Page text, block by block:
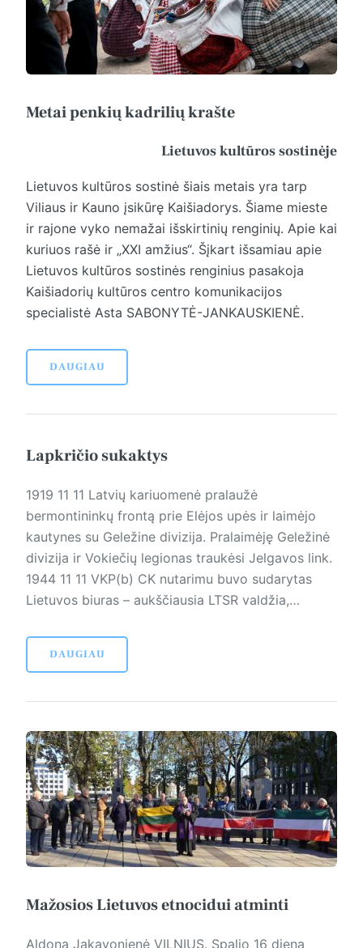
Metai penkių kadrilių krašte
Lietuvos kultūros sostinėje
Lietuvos kultūros sostinė šiais metais yra tarp
Viliaus ir Kauno įsikūrę Kaišiadorys. Šiame mieste
ir rajone vyko nemažai išskirtinių renginių. Apie kai
kuriuos rašė ir „XXI amžius“. Šįkart išsamiau apie
Lietuvos kultūros sostinės renginius pasakoja
Kaišiadorių kultūros centro komunikacijos
specialistė Asta SABONYTĖ-JANKAUSKIENĖ.
DAUGIAU
Lapkričio sukaktys
1919 11 11 Latvių kariuomenė pralaužė
bermontininkų frontą prie Elėjos upės ir laimėjo
kautynes su Geležine divizija. Pralaimėję Geležinė
divizija ir Vokiečių legionas traukėsi Jelgavos link.
1944 11 11 VKP(b) CK nutarimu buvo sudarytas
Lietuvos biuras – aukščiausia LTSR valdžia,…
DAUGIAU
Mažosios Lietuvos etnocidui atminti
Aldona Jakavonienė VILNIUS. Spalio 16 die­ną